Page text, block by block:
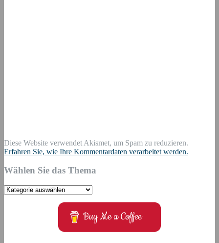
Diese Website verwendet Akismet, um Spam zu reduzieren.
Erfahren Sie, wie Ihre Kommentardaten verarbeitet werden.
Wählen Sie das Thema
Wählen
Buy Me a Coffee